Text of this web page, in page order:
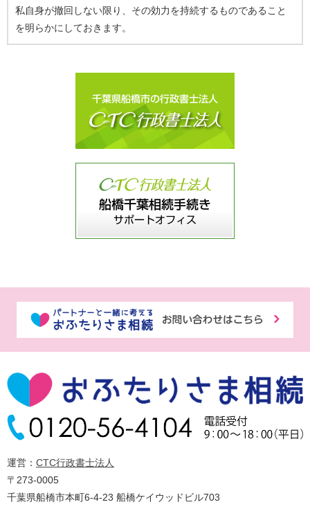
私自身が撤回しない限り、その効力を持続するものであること
を明らかにしておきます。
運営： CTC行政書士法人
〒273-0005
千葉県船橋市本町6-4-23 船橋ケイウッドビル703